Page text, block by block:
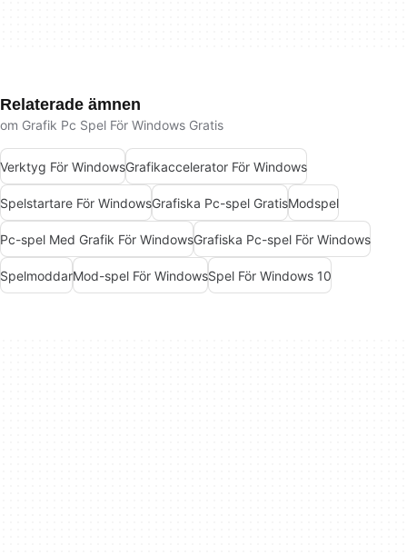
Relaterade ämnen
om Grafik Pc Spel För Windows Gratis
Verktyg För WindowsGrafikaccelerator För Windows
Spelstartare För WindowsGrafiska Pc-spel GratisModspel
Pc-spel Med Grafik För WindowsGrafiska Pc-spel För Windows
SpelmoddarMod-spel För WindowsSpel För Windows 10